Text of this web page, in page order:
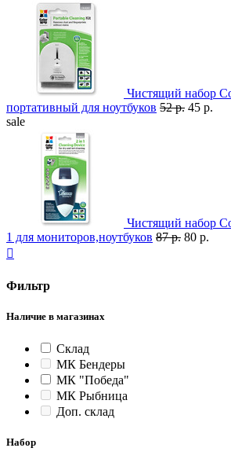
Чистящий набор
портативный для ноутбуков 52 р. 45 р.
sale
Чистящий набор
1 для мониторов,ноутбуков 87 р. 80 р.

Фильтр
Наличие в магазинах
Склад
МК Бендеры
МК "Победа"
МК Рыбница
Доп. склад
Набор